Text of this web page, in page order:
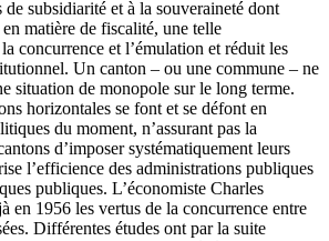
subsidiarité et à la souveraineté dont
matière de fiscalité, une telle
concurrence et l’émulation et réduit les
Un canton – ou une commune – ne
situation de monopole sur le long terme.
horizontales se font et se défont en
du moment, n’assurant pas la
d’imposer systématiquement leurs
l’efficience des administrations publiques
publiques. L’économiste Charles
en 1956 les vertus de la concurrence entre
Différentes études ont par la suite